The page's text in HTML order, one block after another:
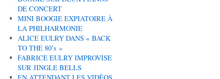
DE CONCERT
MINI BOOGIE EXPIATOIRE À
LA PHILHARMONIE
ALICE EULRY DANS « BACK
TO THE 80’s »
FABRICE EULRY IMPROVISE
SUR JINGLE BELLS